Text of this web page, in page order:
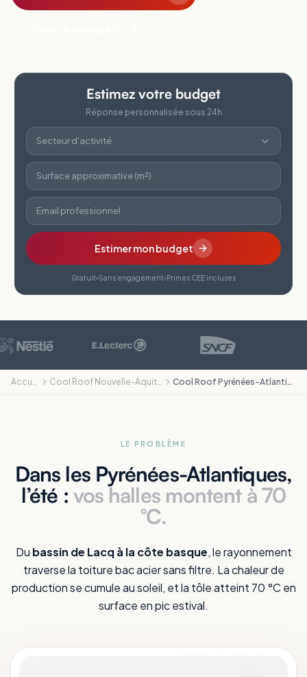
Estimez votre budget
Réponse personnalisée sous 24h
Secteur d'activité
Surface approximative (m²)
Email professionnel
Estimer mon budget
Gratuit Sans engagement Primes CEE incluses
Accueil Cool Roof Nouvelle-Aquitaine Cool Roof Pyrénées-Atlantiques
LE PROBLÈME
Dans les Pyrénées-Atlantiques,
l’été : vos halles montent à 70
°C.
Du bassin de Lacq à la côte basque, le rayonnement
traverse la toiture bac acier sans filtre. La chaleur de
production se cumule au soleil, et la tôle atteint 70 °C en
surface en pic estival.